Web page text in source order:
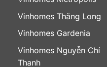
Vinhomes Thăng Long
Vinhomes Gardenia
Vinhomes Nguyễn Chí
Thanh